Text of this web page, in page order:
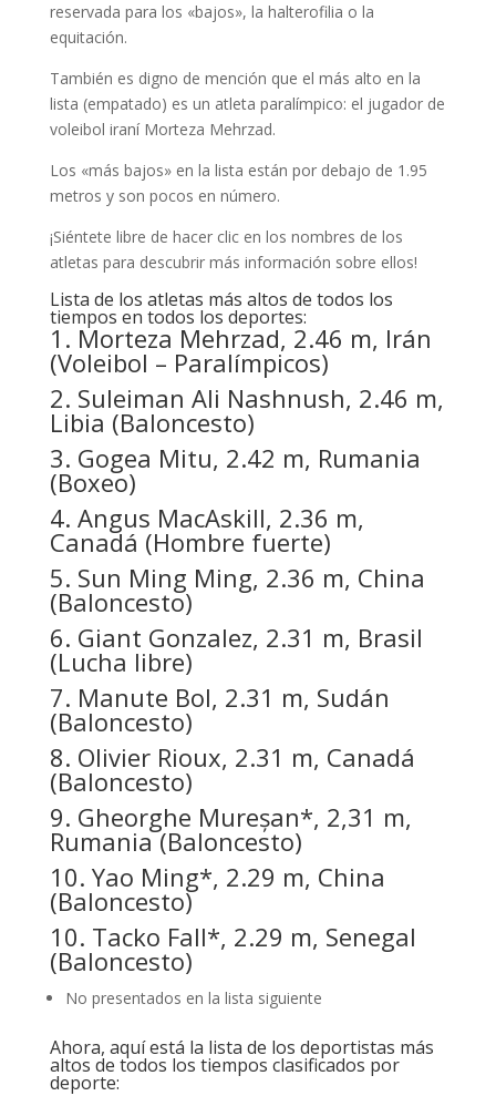
reservada para los «bajos», la halterofilia o la
equitación.
También es digno de mención que el más alto en la
lista (empatado) es un atleta paralímpico: el jugador de
voleibol iraní Morteza Mehrzad.
Los «más bajos» en la lista están por debajo de 1.95
metros y son pocos en número.
¡Siéntete libre de hacer clic en los nombres de los
atletas para descubrir más información sobre ellos!
Lista de los atletas más altos de todos los
tiempos en todos los deportes:
1. Morteza Mehrzad, 2.46 m, Irán
(Voleibol – Paralímpicos)
2. Suleiman Ali Nashnush, 2.46 m,
Libia (Baloncesto)
3. Gogea Mitu, 2.42 m, Rumania
(Boxeo)
4. Angus MacAskill, 2.36 m,
Canadá (Hombre fuerte)
5. Sun Ming Ming, 2.36 m, China
(Baloncesto)
6. Giant Gonzalez, 2.31 m, Brasil
(Lucha libre)
7. Manute Bol, 2.31 m, Sudán
(Baloncesto)
8. Olivier Rioux, 2.31 m, Canadá
(Baloncesto)
9. Gheorghe Mureșan*, 2,31 m,
Rumania (Baloncesto)
10. Yao Ming*, 2.29 m, China
(Baloncesto)
10. Tacko Fall*, 2.29 m, Senegal
(Baloncesto)
No presentados en la lista siguiente
Ahora, aquí está la lista de los deportistas más
altos de todos los tiempos clasificados por
deporte: